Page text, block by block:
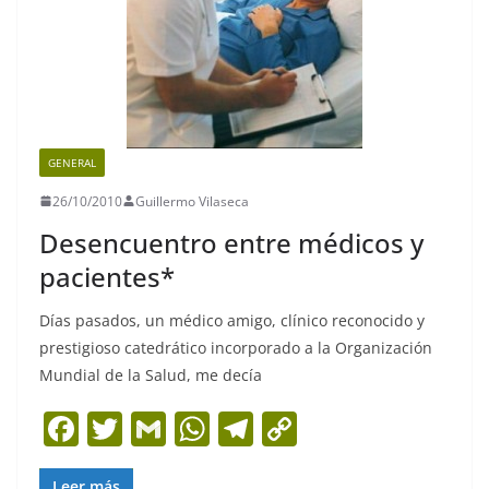
GENERAL
26/10/2010 Guillermo Vilaseca
Desencuentro entre médicos y
pacientes*
Días pasados, un médico amigo, clínico reconocido y
prestigioso catedrático incorporado a la Organización
Mundial de la Salud, me decía
F
a
T
w
G W T